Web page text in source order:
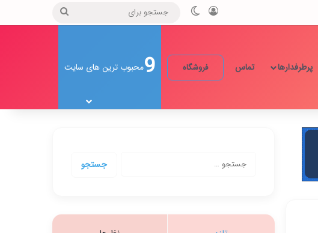
ورود تغییر پوسته
جستجو
پرطرفدارها تماس فروشگاه 9محبوب ترین های سایت